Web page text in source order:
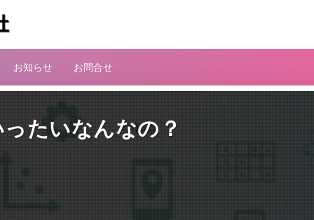
お知らせ お問合せ
たいなんなの？